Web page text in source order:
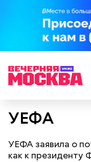
УЕФА
УЕФА заявила о
как к